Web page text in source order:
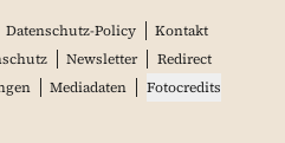
Datenschutz-Policy
Kontakt
Newsletter
Redirect
Mediadaten Fotocredits